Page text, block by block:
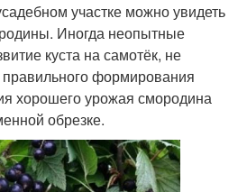
участке можно увидеть
Иногда неопытные
куста на самотёк, не
правильного формирования
хорошего урожая смородина
обрезке.